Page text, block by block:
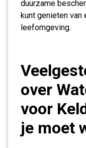
duurzame
kunt genieten
leefomgeving.
over
voor
je moet